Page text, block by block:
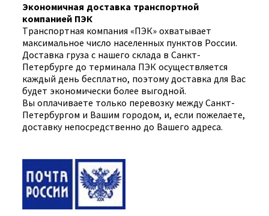
Экономичная доставка транспортной
компанией ПЭК
Транспортная компания «ПЭК» охватывает
максимальное число населенных пунктов России.
Доставка груза с нашего склада в Санкт-
Петербурге до терминала ПЭК осуществляется
каждый день бесплатно, поэтому доставка для Вас
будет экономически более выгодной.
Вы оплачиваете только перевозку между Санкт-
Петербургом и Вашим городом, и, если пожелаете,
доставку непосредственно до Вашего адреса.